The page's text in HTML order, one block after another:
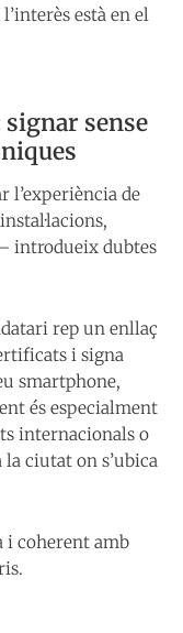
està en el
sense
l’experiència de
introdueix dubtes
rep un enllaç
i signa
smartphone,
és especialment
internacionals o
ciutat on s’ubica
i coherent amb